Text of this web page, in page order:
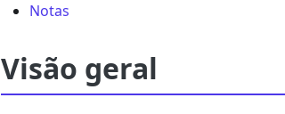
Notas
Visão geral